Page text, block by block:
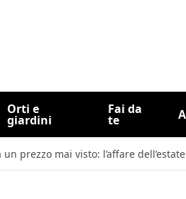
Orti e
giardini
Fai da
te
prezzo mai visto: l’affare dell’estate